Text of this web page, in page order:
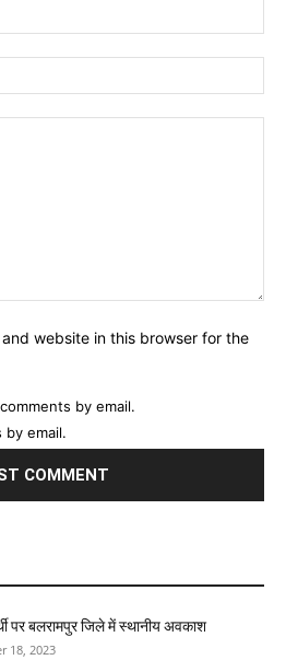
website in this browser for the
by email.
email.
पर बलरामपुर जिले में स्थानीय अवकाश
18, 2023